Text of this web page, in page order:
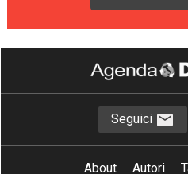
Seguici
About Autori